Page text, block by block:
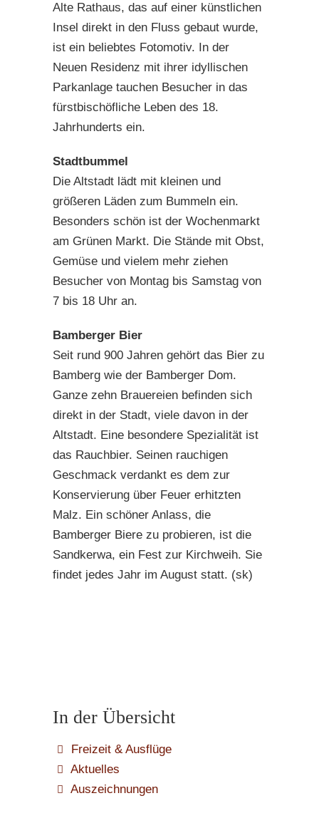
Alte Rathaus, das auf einer künstlichen
Insel direkt in den Fluss gebaut wurde,
ist ein beliebtes Fotomotiv. In der
Neuen Residenz mit ihrer idyllischen
Parkanlage tauchen Besucher in das
fürstbischöfliche Leben des 18.
Jahrhunderts ein.
Stadtbummel
Die Altstadt lädt mit kleinen und
größeren Läden zum Bummeln ein.
Besonders schön ist der Wochenmarkt
am Grünen Markt. Die Stände mit Obst,
Gemüse und vielem mehr ziehen
Besucher von Montag bis Samstag von
7 bis 18 Uhr an.
Bamberger Bier
Seit rund 900 Jahren gehört das Bier zu
Bamberg wie der Bamberger Dom.
Ganze zehn Brauereien befinden sich
direkt in der Stadt, viele davon in der
Altstadt. Eine besondere Spezialität ist
das Rauchbier. Seinen rauchigen
Geschmack verdankt es dem zur
Konservierung über Feuer erhitzten
Malz. Ein schöner Anlass, die
Bamberger Biere zu probieren, ist die
Sandkerwa, ein Fest zur Kirchweih. Sie
findet jedes Jahr im August statt. (sk)
In der Übersicht
Freizeit & Ausflüge
Aktuelles
Auszeichnungen